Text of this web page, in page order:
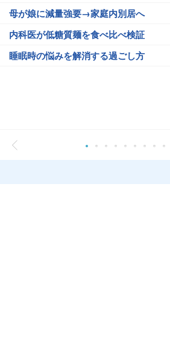
母が娘に減量強要→家庭内別居へ
内科医が低糖質麺を食べ比べ検証
睡眠時の悩みを解消する過ごし方